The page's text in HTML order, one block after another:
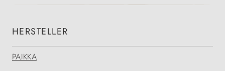
HERSTELLER
PAIKKA